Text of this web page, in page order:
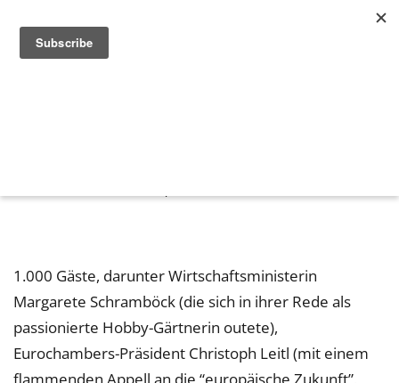
1.000 Gäste, darunter Wirtschaftsministerin
Margarete Schramböck (die sich in ihrer Rede als
passionierte Hobby-Gärtnerin outete),
Eurochambers-Präsident Christoph Leitl (mit einem